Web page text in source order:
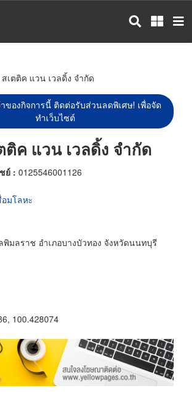
เตติค แวน เวลดิ้ง จำกัด
ของกิจการนี้ ติดต่อรับส่วนลดพิเศษ! เพื่อจัด
ทำเว็บไซต์
ติค แวน เวลดิ้ง จำกัด
ย์ : 0125546001126
มโลหะ
มลราช อำเภอบางบัวทอง จังหวัดนนทบุรี
100.428074